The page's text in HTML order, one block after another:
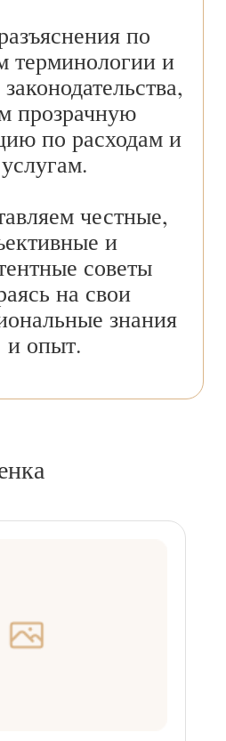
по
терминологии и
прозрачную
по расходам и
услугам.
честные,
и
советы
на свои
знания
и опыт.